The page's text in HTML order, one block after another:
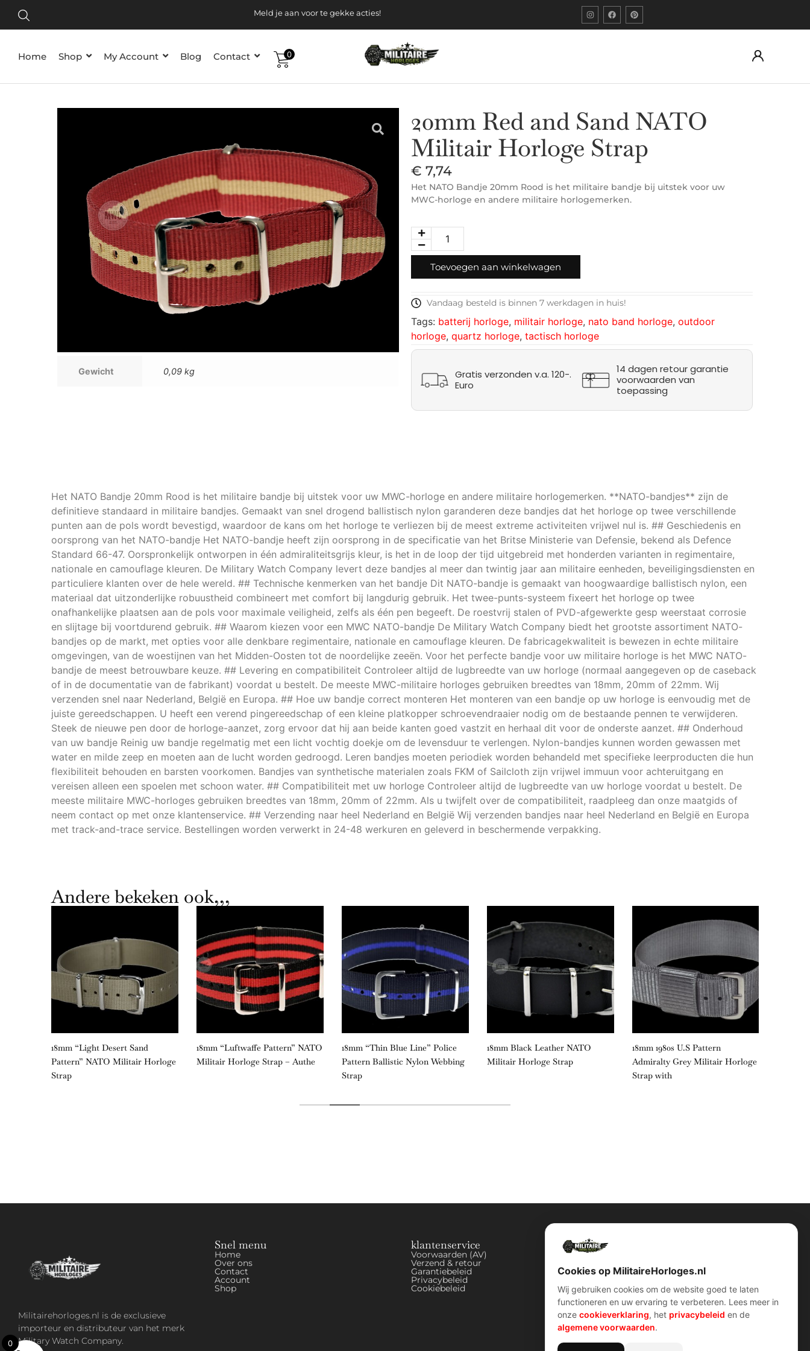
Meld je aan voor te gekke acties!
Home Shop My Account Blog Contact 0
Gewicht 0,09 kg
20mm Red and Sand NATO
Militair Horloge Strap
€ 7,74
Het NATO Bandje 20mm Rood is het militaire bandje bij uitstek voor uw
MWC-horloge en andere militaire horlogemerken.
Toevoegen aan winkelwagen
Vandaag besteld is binnen 7 werkdagen in huis!
Tags: batterij horloge, militair horloge, nato band horloge, outdoor
horloge, quartz horloge, tactisch horloge
Gratis verzonden v.a. 120-.
Euro
14 dagen retour garantie
voorwaarden van
toepassing
Het NATO Bandje 20mm Rood is het militaire bandje bij uitstek voor uw MWC-horloge en andere militaire horlogemerken. **NATO-bandjes** zijn de
definitieve standaard in militaire bandjes. Gemaakt van snel drogend ballistisch nylon garanderen deze bandjes dat het horloge op twee verschillende
punten aan de pols wordt bevestigd, waardoor de kans om het horloge te verliezen bij de meest extreme activiteiten vrijwel nul is. ## Geschiedenis en
oorsprong van het NATO-bandje Het NATO-bandje heeft zijn oorsprong in de specificatie van het Britse Ministerie van Defensie, bekend als Defence
Standard 66-47. Oorspronkelijk ontworpen in één admiraliteitsgrijs kleur, is het in de loop der tijd uitgebreid met honderden varianten in regimentaire,
nationale en camouflage kleuren. De Military Watch Company levert deze bandjes al meer dan twintig jaar aan militaire eenheden, beveiligingsdiensten en
particuliere klanten over de hele wereld. ## Technische kenmerken van het bandje Dit NATO-bandje is gemaakt van hoogwaardige ballistisch nylon, een
materiaal dat uitzonderlijke robuustheid combineert met comfort bij langdurig gebruik. Het twee-punts-systeem fixeert het horloge op twee
onafhankelijke plaatsen aan de pols voor maximale veiligheid, zelfs als één pen begeeft. De roestvrij stalen of PVD-afgewerkte gesp weerstaat corrosie
en slijtage bij voortdurend gebruik. ## Waarom kiezen voor een MWC NATO-bandje De Military Watch Company biedt het grootste assortiment NATO-
bandjes op de markt, met opties voor alle denkbare regimentaire, nationale en camouflage kleuren. De fabricagekwaliteit is bewezen in echte militaire
omgevingen, van de woestijnen van het Midden-Oosten tot de noordelijke zeeën. Voor het perfecte bandje voor uw militaire horloge is het MWC NATO-
bandje de meest betrouwbare keuze. ## Levering en compatibiliteit Controleer altijd de lugbreedte van uw horloge (normaal aangegeven op de caseback
of in de documentatie van de fabrikant) voordat u bestelt. De meeste MWC-militaire horloges gebruiken breedtes van 18mm, 20mm of 22mm. Wij
verzenden snel naar Nederland, België en Europa. ## Hoe uw bandje correct monteren Het monteren van een bandje op uw horloge is eenvoudig met de
juiste gereedschappen. U heeft een verend pingereedschap of een kleine platkopper schroevendraaier nodig om de bestaande pennen te verwijderen.
Steek de nieuwe pen door de horloge-aanzet, zorg ervoor dat hij aan beide kanten goed vastzit en herhaal dit voor de onderste aanzet. ## Onderhoud
van uw bandje Reinig uw bandje regelmatig met een licht vochtig doekje om de levensduur te verlengen. Nylon-bandjes kunnen worden gewassen met
water en milde zeep en moeten aan de lucht worden gedroogd. Leren bandjes moeten periodiek worden behandeld met specifieke leerproducten die hun
flexibiliteit behouden en barsten voorkomen. Bandjes van synthetische materialen zoals FKM of Sailcloth zijn vrijwel immuun voor achteruitgang en
vereisen alleen een spoelen met schoon water. ## Compatibiliteit met uw horloge Controleer altijd de lugbreedte van uw horloge voordat u bestelt. De
meeste militaire MWC-horloges gebruiken breedtes van 18mm, 20mm of 22mm. Als u twijfelt over de compatibiliteit, raadpleeg dan onze maatgids of
neem contact op met onze klantenservice. ## Verzending naar heel Nederland en België Wij verzenden bandjes naar heel Nederland en België en Europa
met track-and-trace service. Bestellingen worden verwerkt in 24-48 werkuren en geleverd in beschermende verpakking.
Andere bekeken ook,,,
18mm “Light Desert Sand
Pattern” NATO Militair Horloge
Strap
18mm “Luftwaffe Pattern” NATO
Militair Horloge Strap – Authe
18mm “Thin Blue Line” Police
Pattern Ballistic Nylon Webbing
Strap
18mm Black Leather NATO
Militair Horloge Strap
18mm 1980s U.S Pattern
Admiralty Grey Militair Horloge
Strap with
Militairehorloges.nl is de exclusieve
importeur en distributeur van het merk
Military Watch Company.
Snel menu
Home
Over ons
Contact
Account
Shop
klantenservice
Voorwaarden (AV)
Verzend & retour
Garantiebeleid
Privacybeleid
Cookiebeleid
Contact Info
Kvk: 74829491
info@militairehorloges.nl
Cookies op MilitaireHorloges.nl
Wij gebruiken cookies om de website goed te laten
functioneren en uw ervaring te verbeteren. Lees meer in
onze cookieverklaring, het privacybeleid en de
algemene voorwaarden.
0